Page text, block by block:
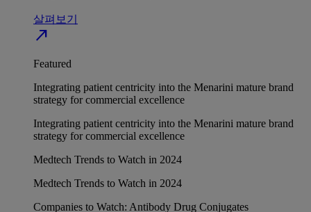
살펴보기
north_east
Featured
Integrating patient centricity into the Menarini mature brand
strategy for commercial excellence
Integrating patient centricity into the Menarini mature brand
strategy for commercial excellence
Medtech Trends to Watch in 2024
Medtech Trends to Watch in 2024
Companies to Watch: Antibody Drug Conjugates